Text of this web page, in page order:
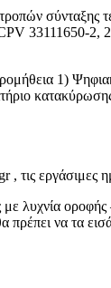
σύνταξης
33111650-2,
1)
τις εργάσιμες
λυχνία οροφής
να τα